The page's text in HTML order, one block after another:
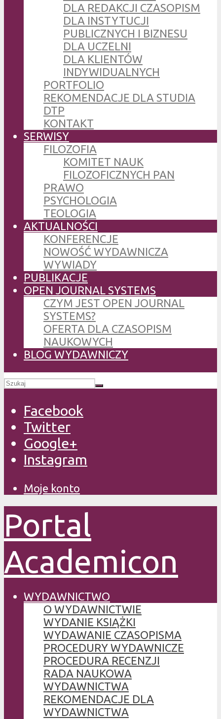
DLA REDAKCJI CZASOPISM
DLA INSTYTUCJI
PUBLICZNYCH I BIZNESU
DLA UCZELNI
DLA KLIENTÓW
INDYWIDUALNYCH
PORTFOLIO
REKOMENDACJE DLA STUDIA
DTP
KONTAKT
SERWISY
FILOZOFIA
KOMITET NAUK
FILOZOFICZNYCH PAN
PRAWO
PSYCHOLOGIA
TEOLOGIA
AKTUALNOŚCI
KONFERENCJE
NOWOŚĆ WYDAWNICZA
WYWIADY
PUBLIKACJE
OPEN JOURNAL SYSTEMS
CZYM JEST OPEN JOURNAL
SYSTEMS?
OFERTA DLA CZASOPISM
NAUKOWYCH
BLOG WYDAWNICZY
Facebook
Twitter
Google+
Instagram
Moje konto
Portal
Academicon
WYDAWNICTWO
O WYDAWNICTWIE
WYDANIE KSIĄŻKI
WYDAWANIE CZASOPISMA
PROCEDURY WYDAWNICZE
PROCEDURA RECENZJI
RADA NAUKOWA
WYDAWNICTWA
REKOMENDACJE DLA
WYDAWNICTWA